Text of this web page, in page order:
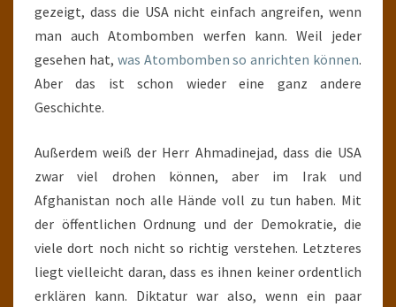
gezeigt, dass die USA nicht einfach angreifen, wenn
man auch Atombomben werfen kann. Weil jeder
gesehen hat, was Atombomben so anrichten können.
Aber das ist schon wieder eine ganz andere
Geschichte.
Außerdem weiß der Herr Ahmadinejad, dass die USA
zwar viel drohen können, aber im Irak und
Afghanistan noch alle Hände voll zu tun haben. Mit
der öffentlichen Ordnung und der Demokratie, die
viele dort noch nicht so richtig verstehen. Letzteres
liegt vielleicht daran, dass es ihnen keiner ordentlich
erklären kann. Diktatur war also, wenn ein paar